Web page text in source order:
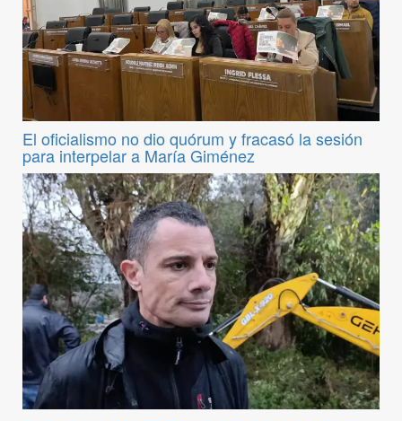
El oficialismo no dio quórum y fracasó la sesión
para interpelar a María Giménez